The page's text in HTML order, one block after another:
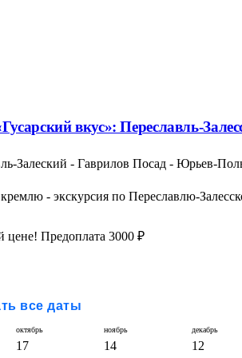
вкус»: Переславль-
Залеский - Гаврилов Посад - Юрьев-
- экскурсия по Переславлю-
цене! Предоплата 3000 ₽
все даты
октябрь
17
ноябрь
14
декабрь
12